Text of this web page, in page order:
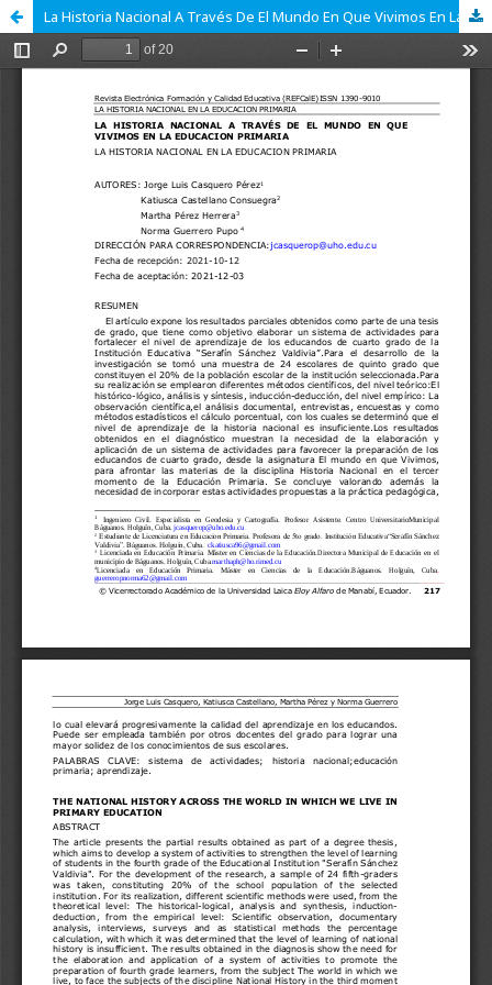
La Historia Nacional A Través De El Mundo En Que Vivimos En La Educacion Primaria